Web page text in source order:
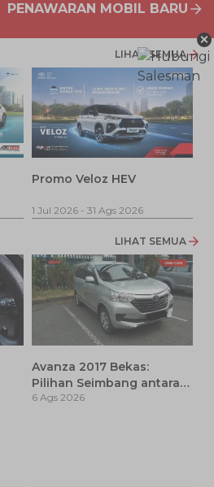
PENAWARAN MOBIL BARU
LIHAT SEMUA
Promo Veloz HEV
1 Jul 2026 - 31 Ags 2026
LIHAT SEMUA
Avanza 2017 Bekas:
Pilihan Seimbang antara
Harga dan Fitur Modern
6 Ags 2026
×